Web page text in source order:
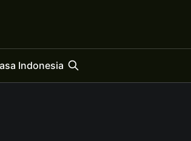
Indonesia